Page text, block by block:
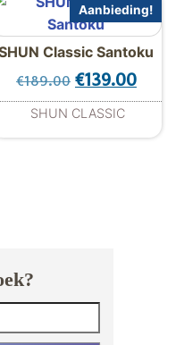
Aanbieding!
Classic Santoku
€189.00 €139.00
SHUN CLASSIC